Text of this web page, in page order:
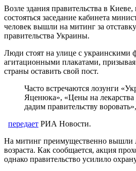
Возле здания правительства в
состояться заседание кабинета
человек вышли на митинг за
правительства Украины.
Люди стоят на улице с украинскими
агитационными плакатами,
страны оставить свой пост.
Часто встречаются лозунги
Яценюка», «Цены на
дадим правительству воровать»,
передает РИА Новости.
На митинг преимущественно вышли
возраста. Как сообщается, акция
однако правительство усилило